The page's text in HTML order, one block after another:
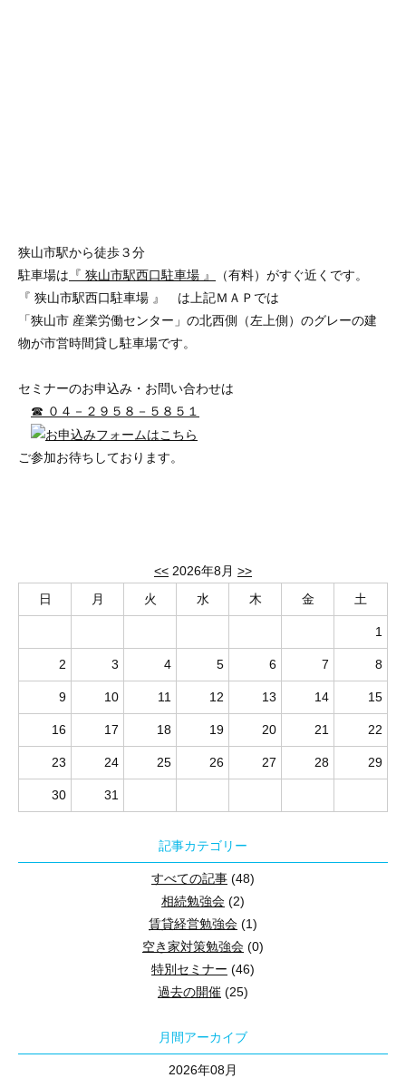
<< 2026年8月 >>
日
月 火 水 木 金 土
1
2 3 4 5 6 7 8
9 10 11 12 13 14 15
16 17 18 19 20 21 22
23 24 25 26 27 28 29
30 31
記事カテゴリー
すべての記事 (48)
相続勉強会 (2)
賃貸経営勉強会 (1)
空き家対策勉強会 (0)
特別セミナー (46)
過去の開催 (25)
月間アーカイブ
2026年08月
狭山市駅から徒歩３分
駐車場は 『 狭山市駅西口駐車場 』
（有料）がすぐ近くです。
『 狭山市駅西口駐車場 』 は上記ＭＡＰでは
「狭山市 産業労働センター」の北西側（左上側）のグレーの建
物が市営時間貸し駐車場です。
セミナーのお申込み・お問い合わせは
☎ ０４－２９５８－５８５１
ご参加お待ちしております。